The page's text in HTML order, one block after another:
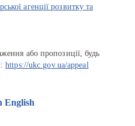
агенції розвитку та
або пропозиції, будь
https://ukc.gov.ua/appeal
English